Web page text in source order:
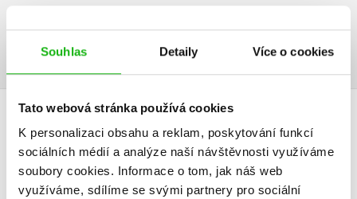
Souhlas Detaily Více o cookies
Tato webová stránka používá cookies
K personalizaci obsahu a reklam, poskytování funkcí
sociálních médií a analýze naší návštěvnosti využíváme
soubory cookies. Informace o tom, jak náš web
využíváme, sdílíme se svými partnery pro sociální
Ukázka.pdf
HODNOCENÍ ČTENÁŘŮ
V současné době nejsou vytvořena žádná uživatelská hodnocení.